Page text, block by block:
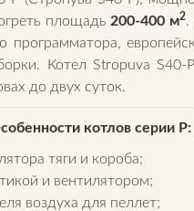
площадь 200-400 м2.
программатора,
Котел Stropuva S40-
до двух суток.
котлов серии Р:
тяги и короба;
и вентилятором;
воздуха для пеллет;